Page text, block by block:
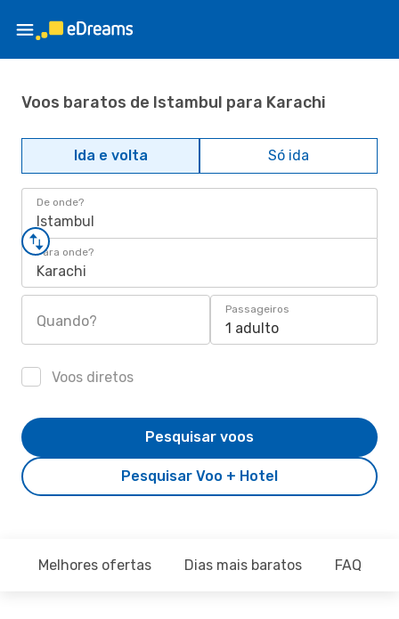
Voos baratos de Istambul para Karachi
Ida e volta Só ida
De onde?
Istambul
Para onde?
Karachi
Quando?
Passageiros
1 adulto
Voos diretos
Pesquisar Voo + Hotel
Pesquisar voos
Melhores ofertas Dias mais baratos FAQ